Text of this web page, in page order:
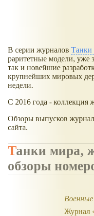
В серии журналов Танки
раритетные модели, уже
так и новейшие
крупнейших мировых
недели.
С 2016 года - коллекция
Обзоры выпусков
сайта.
Танки мира, журнал (партворк) -
обзоры
Журнал